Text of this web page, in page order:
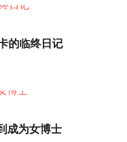
的临终日记
成为女博士